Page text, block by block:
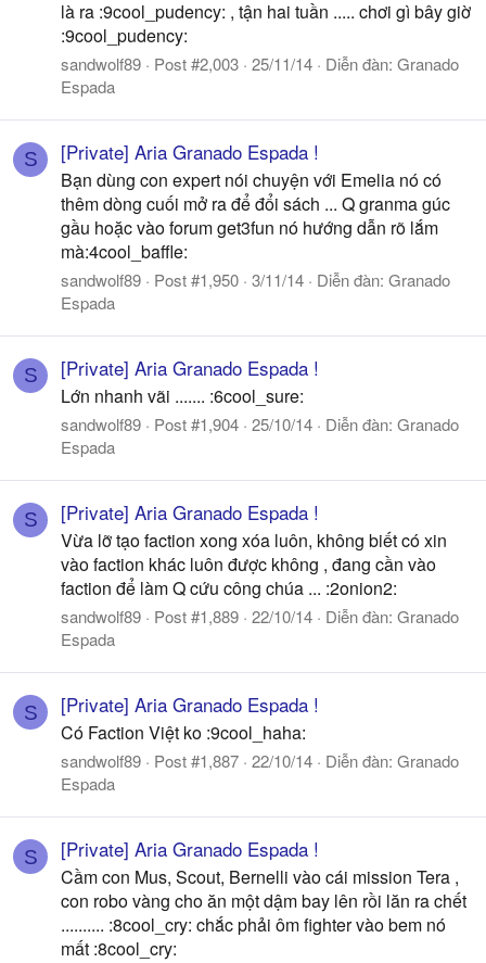
là ra :9cool_pudency: , tận hai tuần ..... chơi gì bây giờ
:9cool_pudency:
sandwolf89 Post #2,003 25/11/14 Diễn đàn: Granado
Espada
S [Private] Aria Granado Espada !
Bạn dùng con expert nói chuyện với Emelia nó có
thêm dòng cuối mở ra để đổi sách ... Q granma gúc
gầu hoặc vào forum get3fun nó hướng dẫn rõ lắm
mà:4cool_baffle:
sandwolf89 Post #1,950 3/11/14 Diễn đàn: Granado
Espada
S [Private] Aria Granado Espada !
Lớn nhanh vãi ....... :6cool_sure:
sandwolf89 Post #1,904 25/10/14 Diễn đàn: Granado
Espada
S [Private] Aria Granado Espada !
Vừa lỡ tạo faction xong xóa luôn, không biết có xin
vào faction khác luôn được không , đang cần vào
faction để làm Q cứu công chúa ... :2onion2:
sandwolf89 Post #1,889 22/10/14 Diễn đàn: Granado
Espada
S [Private] Aria Granado Espada !
Có Faction Việt ko :9cool_haha:
sandwolf89 Post #1,887 22/10/14 Diễn đàn: Granado
Espada
S [Private] Aria Granado Espada !
Cầm con Mus, Scout, Bernelli vào cái mission Tera ,
con robo vàng cho ăn một dậm bay lên rồi lăn ra chết
.......... :8cool_cry: chắc phải ôm fighter vào bem nó
mất :8cool_cry: